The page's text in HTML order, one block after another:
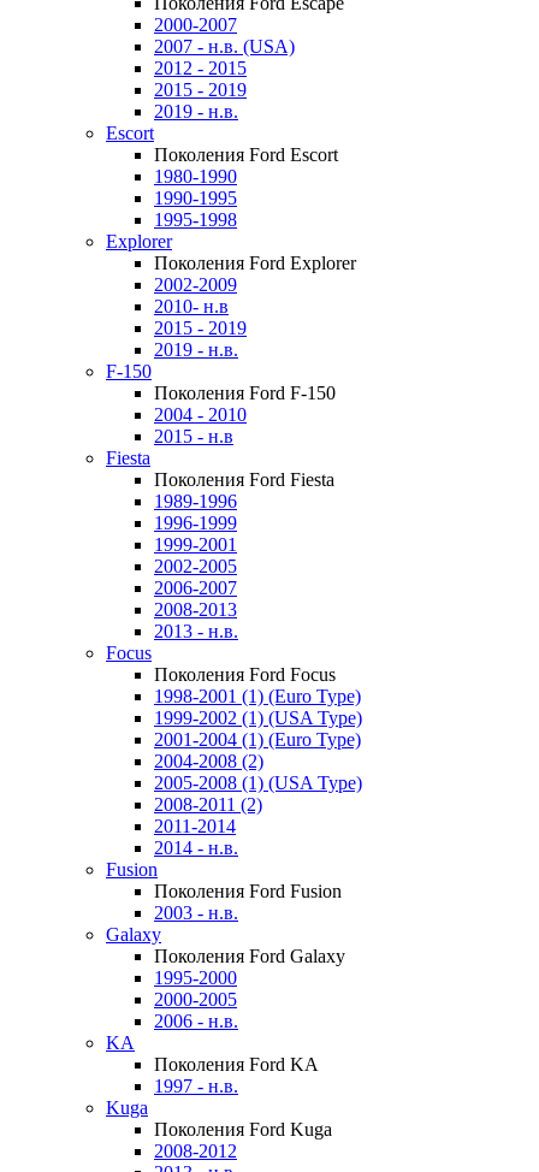
2000-2007
2007 - н.в. (USA)
2012 - 2015
2015 - 2019
2019 - н.в.
Escort
Поколения Ford Escort
1980-1990
1990-1995
1995-1998
Explorer
Поколения Ford Explorer
2002-2009
2010- н.в
2015 - 2019
2019 - н.в.
F-150
Поколения Ford F-150
2004 - 2010
2015 - н.в
Fiesta
Поколения Ford Fiesta
1989-1996
1996-1999
1999-2001
2002-2005
2006-2007
2008-2013
2013 - н.в.
Focus
Поколения Ford Focus
1998-2001 (1) (Euro Type)
1999-2002 (1) (USA Type)
2001-2004 (1) (Euro Type)
2004-2008 (2)
2005-2008 (1) (USA Type)
2008-2011 (2)
2011-2014
2014 - н.в.
Fusion
Поколения Ford Fusion
2003 - н.в.
Galaxy
Поколения Ford Galaxy
1995-2000
2000-2005
2006 - н.в.
KA
Поколения Ford KA
1997 - н.в.
Kuga
Поколения Ford Kuga
2008-2012